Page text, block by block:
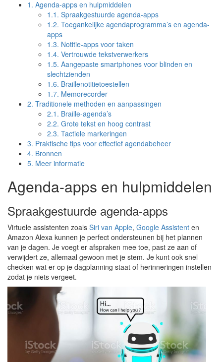
1. Agenda-apps en hulpmiddelen
1.1. Spraakgestuurde agenda-apps
1.2. Toegankelijke agendaprogramma’s en agenda-
apps
1.3. Notitie-apps voor taken
1.4. Vertrouwde tekstverwerkers
1.5. Aangepaste smartphones voor blinden en
slechtzienden
1.6. Braillenotitietoestellen
1.7. Memorecorder
2. Traditionele methoden en aanpassingen
2.1. Braille-agenda’s
2.2. Grote tekst en hoog contrast
2.3. Tactiele markeringen
3. Praktische tips voor effectief agendabeheer
4. Bronnen
5. Meer informatie
Agenda-apps en hulpmiddelen
Spraakgestuurde agenda-apps
Virtuele assistenten zoals Siri van Apple, Google Assistent en
Amazon Alexa kunnen je perfect ondersteunen bij het plannen
van je dagen. Je voegt er afspraken mee toe, past ze aan of
verwijdert ze, allemaal gewoon met je stem. Je kunt ook snel
checken wat er op je dagplanning staat of herinneringen instellen
zodat je niets vergeet.